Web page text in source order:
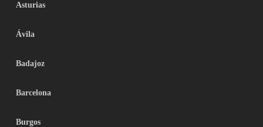
Asturias
Ávila
Badajoz
Barcelona
Burgos